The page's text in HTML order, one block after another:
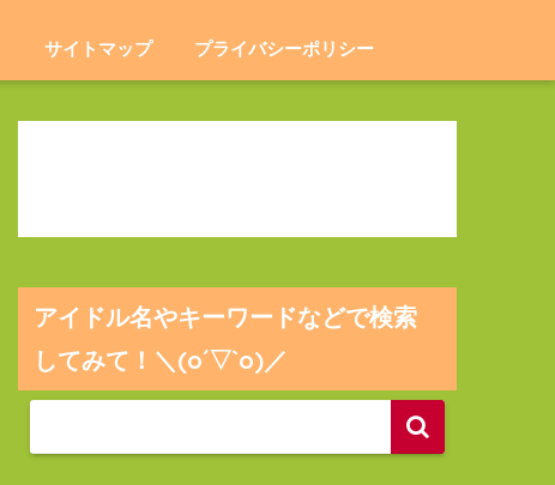
サイトマップ プライバシーポリシー
アイドル名やキーワードなどで検索
してみて！＼(o´▽`o)／